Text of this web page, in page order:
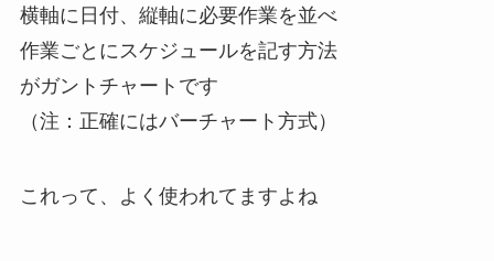
横軸に日付、縦軸に必要作業を並べ
作業ごとにスケジュールを記す方法
がガントチャートです
（注：正確にはバーチャート方式）
これって、よく使われてますよね